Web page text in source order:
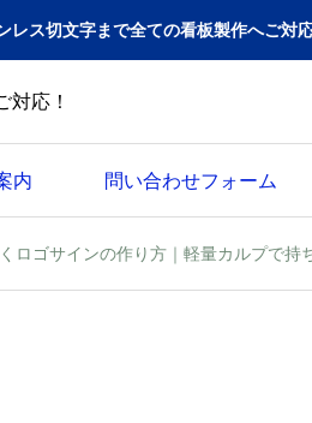
ス切文字まで全ての看板製作へご対応
対応！
内 問い合わせフォーム
ロゴサインの作り方｜軽量カルプで持